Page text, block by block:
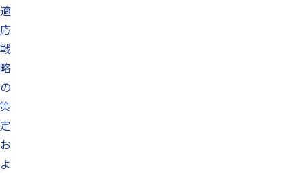
適
応
戦
略
の
策
定
お
よ